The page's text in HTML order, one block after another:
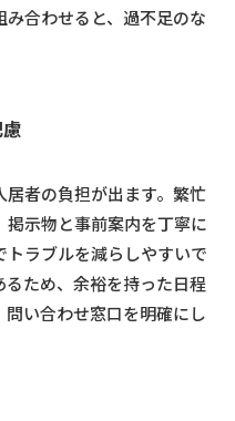
合わせると、過不足のな
者の負担が出ます。繁忙
示物と事前案内を丁寧に
ラブルを減らしやすいで
ため、余裕を持った日程
い合わせ窓口を明確にし